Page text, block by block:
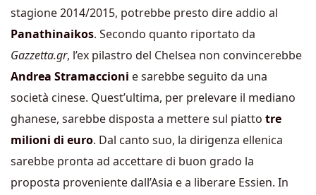
stagione 2014/2015, potrebbe presto dire addio al
Panathinaikos. Secondo quanto riportato da
Gazzetta.gr, l’ex pilastro del Chelsea non convincerebbe
Andrea Stramaccioni e sarebbe seguito da una
società cinese. Quest’ultima, per prelevare il mediano
ghanese, sarebbe disposta a mettere sul piatto tre
milioni di euro. Dal canto suo, la dirigenza ellenica
sarebbe pronta ad accettare di buon grado la
proposta proveniente dall’Asia e a liberare Essien. In